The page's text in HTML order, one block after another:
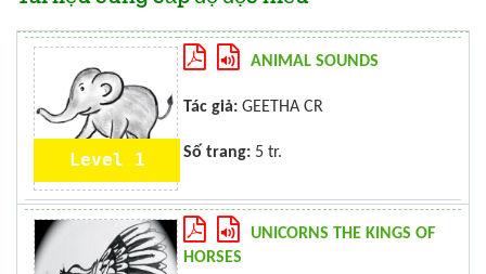
Level 1
ANIMAL SOUNDS
Tác giả: GEETHA CR
Số trang: 5 tr.
UNICORNS THE KINGS OF
HORSES